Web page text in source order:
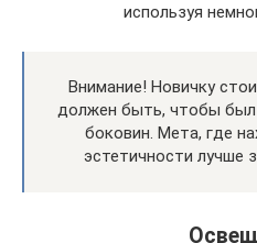
используя
Внимание! Новичку
должен быть, чтобы был
боковин. Мета, где
эстетичности лучше